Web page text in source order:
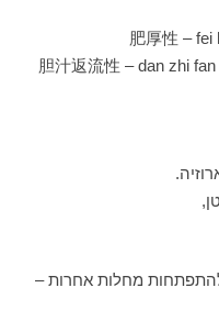
5．胆汁返流性 – dan zhi
מחלות אחרות –